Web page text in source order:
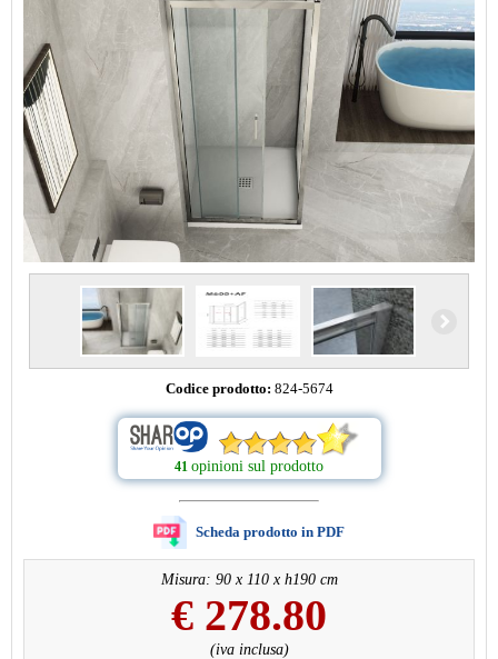
Codice prodotto: 824-5674
41 opinioni sul prodotto
Scheda prodotto in PDF
Misura: 90 x 110 x h190 cm
€ 278.80
(iva inclusa)